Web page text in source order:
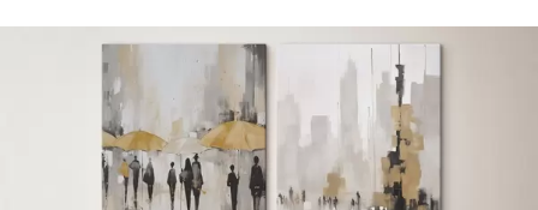
Від290.00грн
Яскраві, насичені кольори
Стійкість до вицвітання
Безпечне чорнило без запаху
Поверхня з текстурою полотна
Екологічний матеріал